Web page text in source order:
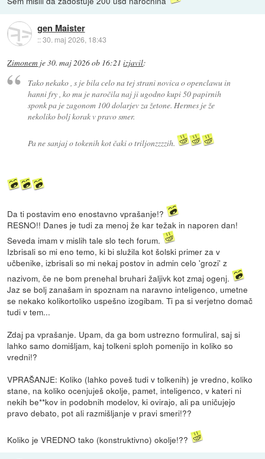
gen Maister
::30. maj 2026, 18:43
Zimonem je30. maj 2026 ob 16:21 izjavil:
Tako nekako , s je bila celo na tej strani novica o openclawu in
hanni fry , ko mu je naročila naj ji ugodno kupi 50 papirnih
sponk pa je zagonom 100 dolarjev za žetone. Hermes je že
nekoliko bolj korak v pravo smer.
Pa ne sanjaj o tokenih kot čaki o triljonzzzzih.
Da ti postavim eno enostavno vprašanje!?
RESNO!! Danes je tudi za menoj že kar težak in naporen dan!
Seveda imam v mislih tale slo tech forum.
Izbrisali so mi eno temo, ki bi služila kot šolski primer za v
učbenike, izbrisali so mi nekaj postov in admin celo 'grozi' z
nazivom, če ne bom prenehal bruhari žaljivk kot zmaj ogenj.
Jaz se bolj zanašam in spoznam na naravno inteligenco, umetne
se nekako kolikortoliko uspešno izogibam. Ti pa si verjetno domač
tudi v tem...
Zdaj pa vprašanje. Upam, da ga bom ustrezno formuliral, saj si
lahko samo domišljam, kaj tolkeni sploh pomenijo in koliko so
vredni!?
VPRAŠANJE: Koliko (lahko poveš tudi v tolkenih) je vredno, koliko
stane, na koliko ocenjuješ okolje, pamet, inteligenco, v kateri ni
nekih be**kov in podobnih modelov, ki ovirajo, ali pa uničujejo
pravo debato, pot ali razmišljanje v pravi smeri!??
Koliko je VREDNO tako (konstruktivno) okolje!??